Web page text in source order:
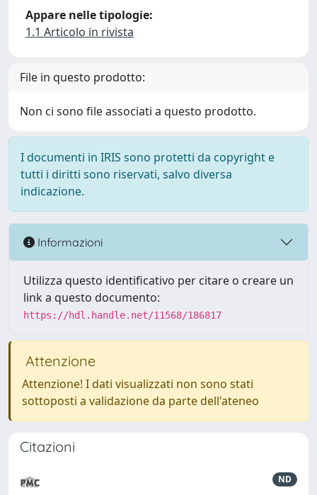
Appare nelle tipologie:
1.1 Articolo in rivista
File in questo prodotto:
Non ci sono file associati a questo prodotto.
I documenti in IRIS sono protetti da copyright e
tutti i diritti sono riservati, salvo diversa
indicazione.
Informazioni
Utilizza questo identificativo per citare o creare un
link a questo documento:
https://hdl.handle.net/11568/186817
Attenzione
Attenzione! I dati visualizzati non sono stati
sottoposti a validazione da parte dell'ateneo
Citazioni
ND